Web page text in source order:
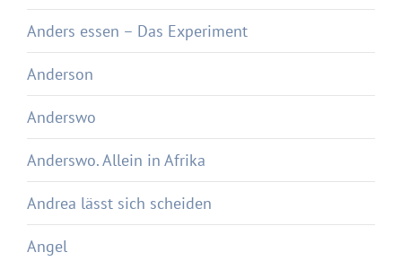
Anders essen – Das Experiment
Anderson
Anderswo
Anderswo. Allein in Afrika
Andrea lässt sich scheiden
Angel